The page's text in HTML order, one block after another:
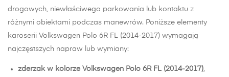
drogowych, niewłaściwego parkowania lub kontaktu z
różnymi obiektami podczas manewrów. Poniższe elementy
karoserii Volkswagen Polo 6R FL (2014-2017) wymagają
najczęstszych napraw lub wymiany:
zderzak w kolorze Volkswagen Polo 6R FL (2014-2017),